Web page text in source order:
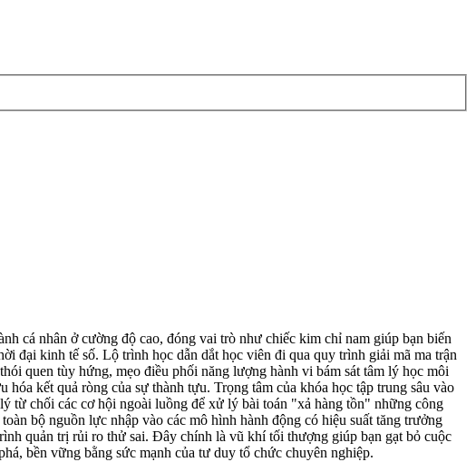
nhân ở cường độ cao, đóng vai trò như chiếc kim chỉ nam giúp bạn biến
đại kinh tế số. Lộ trình học dẫn dắt học viên đi qua quy trình giải mã ma trận
quen tùy hứng, mẹo điều phối năng lượng hành vi bám sát tâm lý học môi
kết quả ròng của sự thành tựu. Trọng tâm của khóa học tập trung sâu vào
từ chối các cơ hội ngoài luồng để xử lý bài toán "xả hàng tồn" những công
bộ nguồn lực nhập vào các mô hình hành động có hiệu suất tăng trưởng
quản trị rủi ro thử sai. Đây chính là vũ khí tối thượng giúp bạn gạt bỏ cuộc
bền vững bằng sức mạnh của tư duy tổ chức chuyên nghiệp.